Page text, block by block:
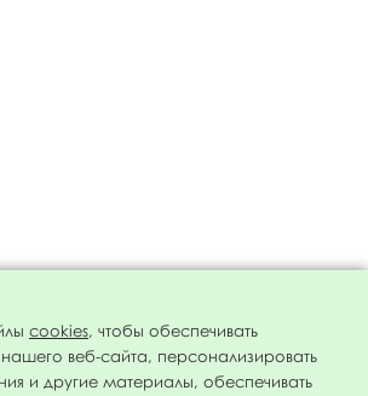
cookies, чтобы обеспечивать
веб-сайта, персонализировать
и другие материалы, обеспечивать